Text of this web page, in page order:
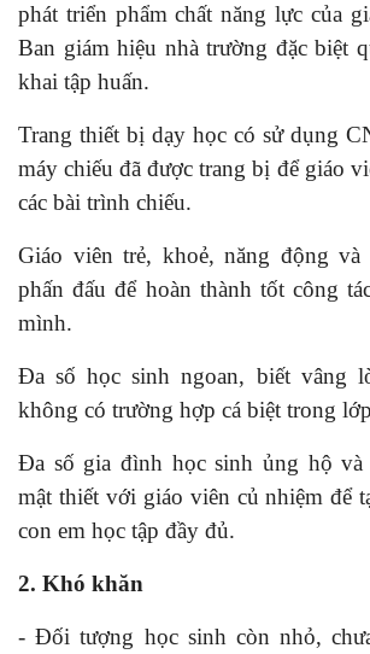
phát triển phẩm chất năng lực của
Ban giám hiệu nhà trường đặc biệt
khai tập huấn.
Trang thiết bị dạy học có sử dụng
máy chiếu đã được trang bị để giáo
các bài trình chiếu.
Giáo viên trẻ, khoẻ, năng động
phấn đấu để hoàn thành tốt công
mình.
Đa số học sinh ngoan, biết vâng
không có trường hợp cá biệt trong
Đa số gia đình học sinh ủng hộ
mật thiết với giáo viên củ nhiệm để
con em học tập đầy đủ.
2. Khó khăn
- Đối tượng học sinh còn nhỏ,